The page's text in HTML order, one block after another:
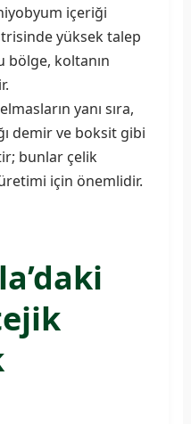
içeriği
yüksek talep
koltanın
yanı sıra,
demir ve boksit gibi
bunlar çelik
için önemlidir.